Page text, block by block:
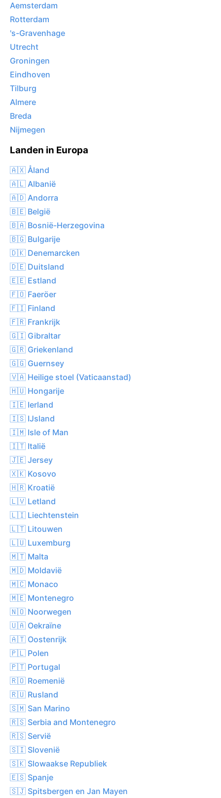
Aemsterdam
Rotterdam
's-Gravenhage
Utrecht
Groningen
Eindhoven
Tilburg
Almere
Breda
Nijmegen
Landen in Europa
🇦🇽 Åland
🇦🇱 Albanië
🇦🇩 Andorra
🇧🇪 België
🇧🇦 Bosnië-Herzegovina
🇧🇬 Bulgarije
🇩🇰 Denemarcken
🇩🇪 Duitsland
🇪🇪 Estland
🇫🇴 Faeröer
🇫🇮 Finland
🇫🇷 Frankrijk
🇬🇮 Gibraltar
🇬🇷 Griekenland
🇬🇬 Guernsey
🇻🇦 Heilige stoel (Vaticaanstad)
🇭🇺 Hongarije
🇮🇪 Ierland
🇮🇸 IJsland
🇮🇲 Isle of Man
🇮🇹 Italië
🇯🇪 Jersey
🇽🇰 Kosovo
🇭🇷 Kroatië
🇱🇻 Letland
🇱🇮 Liechtenstein
🇱🇹 Litouwen
🇱🇺 Luxemburg
🇲🇹 Malta
🇲🇩 Moldavië
🇲🇨 Monaco
🇲🇪 Montenegro
🇳🇴 Noorwegen
🇺🇦 Oekraïne
🇦🇹 Oostenrijk
🇵🇱 Polen
🇵🇹 Portugal
🇷🇴 Roemenië
🇷🇺 Rusland
🇸🇲 San Marino
🇷🇸 Serbia and Montenegro
🇷🇸 Servië
🇸🇮 Slovenië
🇸🇰 Slowaakse Republiek
🇪🇸 Spanje
🇸🇯 Spitsbergen en Jan Mayen